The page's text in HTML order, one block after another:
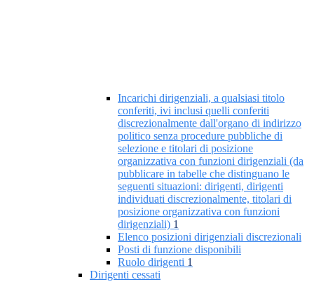
Incarichi dirigenziali, a qualsiasi titolo
conferiti, ivi inclusi quelli conferiti
discrezionalmente dall'organo di indirizzo
politico senza procedure pubbliche di
selezione e titolari di posizione
organizzativa con funzioni dirigenziali (da
pubblicare in tabelle che distinguano le
seguenti situazioni: dirigenti, dirigenti
individuati discrezionalmente, titolari di
posizione organizzativa con funzioni
dirigenziali) 1
Elenco posizioni dirigenziali discrezionali
Posti di funzione disponibili
Ruolo dirigenti 1
Dirigenti cessati